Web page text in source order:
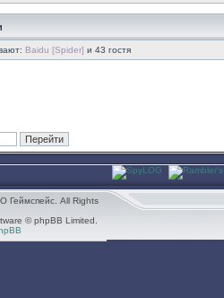
Baidu [Spider] и 43 гостя
Геймспейс. All Rights
© phpBB Limited.